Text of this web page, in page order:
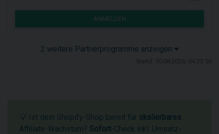
ANMELDEN
2 weitere Partnerprogramme anzeigen
💡 Ist dein Shopify-Shop bereit für skalierbares
Affiliate-Wachstum? Sofort-Check inkl. Umsatz-